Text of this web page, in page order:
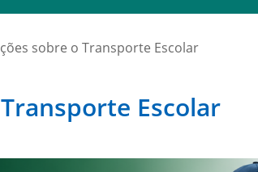
sobre o Transporte Escolar
Escolar